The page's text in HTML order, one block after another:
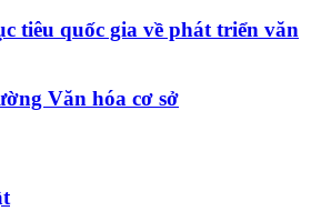
tiêu quốc gia về phát triển văn
Văn hóa cơ sở